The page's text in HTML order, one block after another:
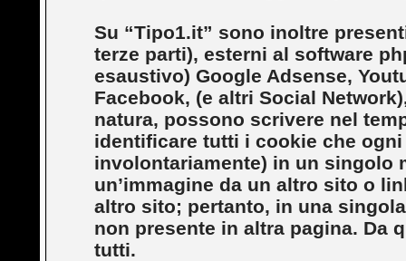
Su “Tipo1.it” sono inoltre
terze parti), esterni al software
esaustivo) Google Adsense,
Facebook, (e altri Social
natura, possono scrivere nel
identificare tutti i cookie che
involontariamente) in un singolo
un’immagine da un altro sito o
altro sito; pertanto, in una
non presente in altra pagina. Da
tutti.